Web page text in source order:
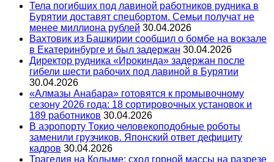
Тела погибших под лавиной работников рудника в
Бурятии доставят спецбортом. Семьи получат не
менее миллиона рублей 30.04.2026
Вахтовик из Башкирии сообщил о бомбе на вокзале
в Екатеринбурге и был задержан 30.04.2026
Директор рудника «Ирокинда» задержан после
гибели шести рабочих под лавиной в Бурятии
30.04.2026
«Алмазы Анабара» готовятся к промывочному
сезону 2026 года: 18 сортировочных установок и
189 работников 30.04.2026
В аэропорту Токио человекоподобные роботы
заменили грузчиков. Японский ответ дефициту
кадров 30.04.2026
Трагедия на Колыме: сход горной массы на разрезе